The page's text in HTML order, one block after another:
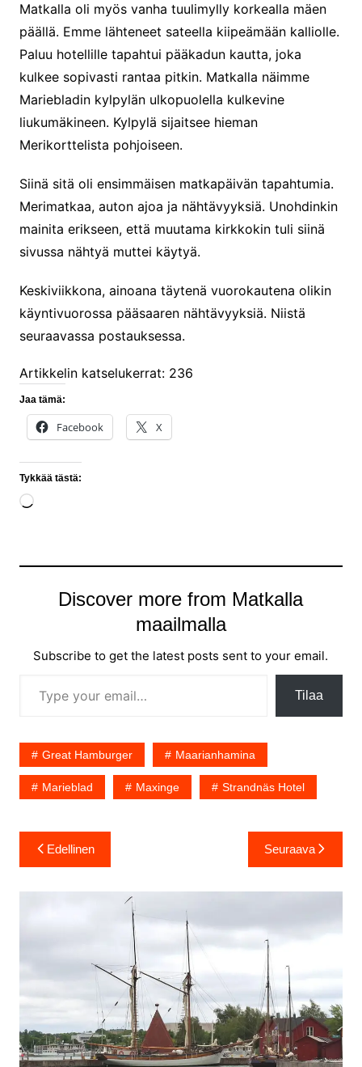
Matkalla oli myös vanha tuulimylly korkealla mäen
päällä. Emme lähteneet sateella kiipeämään kalliolle.
Paluu hotellille tapahtui pääkadun kautta, joka
kulkee sopivasti rantaa pitkin. Matkalla näimme
Mariebladin kylpylän ulkopuolella kulkevine
liukumäkineen. Kylpylä sijaitsee hieman
Merikorttelista pohjoiseen.
Siinä sitä oli ensimmäisen matkapäivän tapahtumia.
Merimatkaa, auton ajoa ja nähtävyyksiä. Unohdinkin
mainita erikseen, että muutama kirkkokin tuli siinä
sivussa nähtyä muttei käytyä.
Keskiviikkona, ainoana täytenä vuorokautena olikin
käyntivuorossa pääsaaren nähtävyyksiä. Niistä
seuraavassa postauksessa.
Artikkelin katselukerrat: 236
Jaa tämä:
Facebook X
Tykkää tästä:
Loading…
Discover more from Matkalla
maailmalla
Subscribe to get the latest posts sent to your email.
Tilaa
Great Hamburger Maarianhamina
Marieblad Maxinge Strandnäs Hotel
Artikkelien
selaus
Edellinen Seuraava